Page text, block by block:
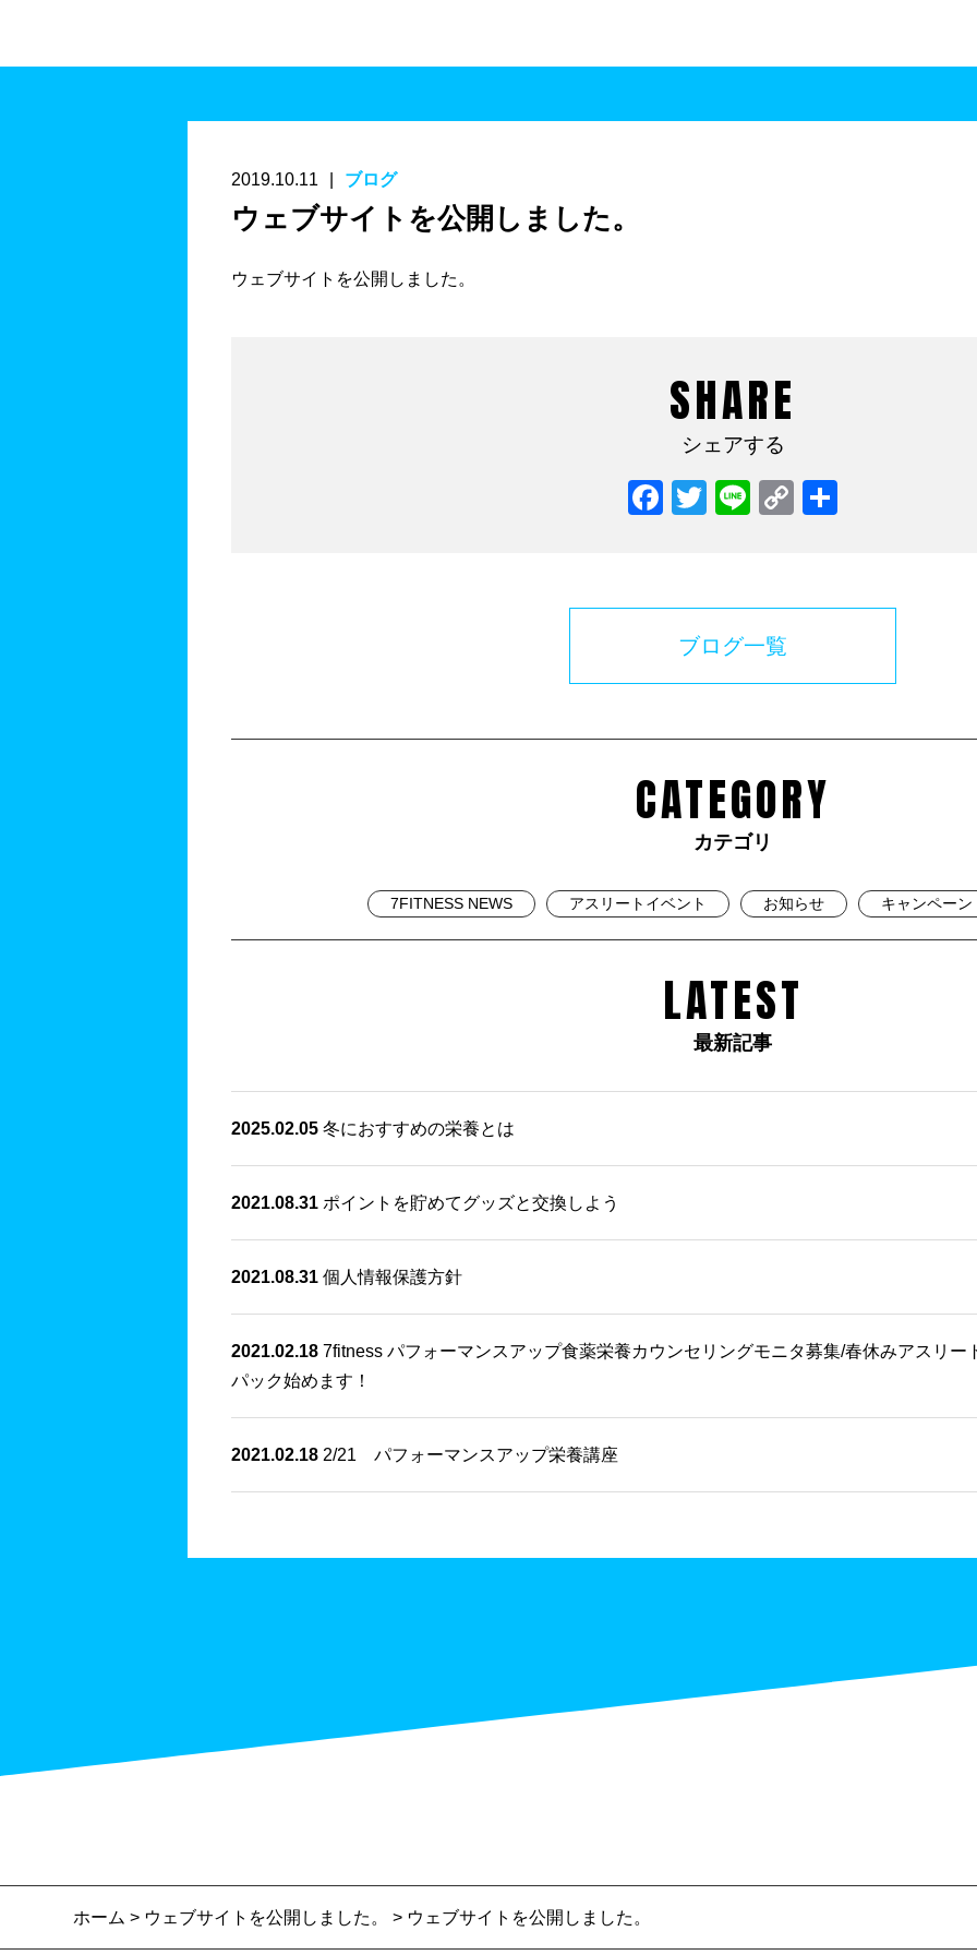
2019.10.11 ブログ
ウェブサイトを公開しました。
ウェブサイトを公開しました。
SHARE
シェアする
Facebook
TwitterLineCopy
ブログ一覧
CATEGORY
カテゴリ
7FITNESS NEWS アスリートイベント お知らせ キャンペーン
LATEST
最新記事
2025.02.05 冬におすすめの栄養とは
2021.08.31 ポイントを貯めてグッズと交換しよう
2021.08.31 個人情報保護方針
2021.02.18 7fitness パフォーマンスアップ食薬栄養カウンセリングモニタ募集/春休みアスリー
パック始めます！
2021.02.18 2/21 パフォーマンスアップ栄養講座
ホーム> ウェブサイトを公開しました。 > ウェブサイトを公開しました。